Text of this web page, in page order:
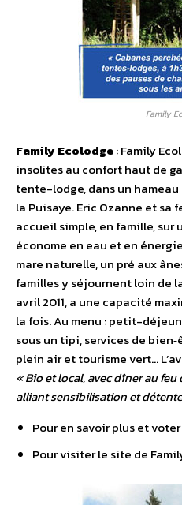
Family
Family Ecolodge: Family
insolites au confort haut de
tente-lodge, dans un hameau
la Puisaye. Eric Ozanne et sa
accueil simple, en famille, sur
économe en eau et en
mare naturelle, un pré aux
familles y séjournent loin de
avril 2011, a une capacité
la fois. Au menu : petit-
sous un tipi, services de
plein air et tourisme vert…
« Bio et local, avec dîner au
alliant sensibilisation et
Pour en savoir plus et
Pour visiter le site de